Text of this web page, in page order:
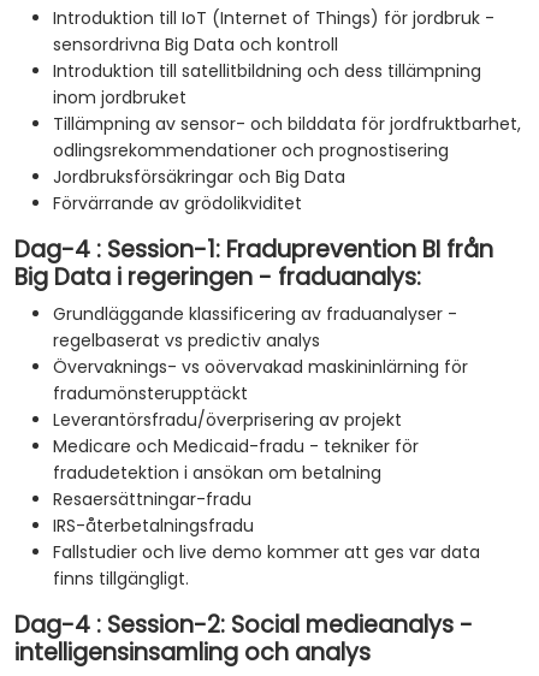
Introduktion till IoT (Internet of Things) för jordbruk -
sensordrivna Big Data och kontroll
Introduktion till satellitbildning och dess tillämpning
inom jordbruket
Tillämpning av sensor- och bilddata för jordfruktbarhet,
odlingsrekommendationer och prognostisering
Jordbruksförsäkringar och Big Data
Förvärrande av grödolikviditet
Dag-4 : Session-1: Fraduprevention BI från
Big Data i regeringen - fraduanalys:
Grundläggande klassificering av fraduanalyser -
regelbaserat vs predictiv analys
Övervaknings- vs oövervakad maskininlärning för
fradumönsterupptäckt
Leverantörsfradu/överprisering av projekt
Medicare och Medicaid-fradu - tekniker för
fradudetektion i ansökan om betalning
Resaersättningar-fradu
IRS-återbetalningsfradu
Fallstudier och live demo kommer att ges var data
finns tillgängligt.
Dag-4 : Session-2: Social medieanalys -
intelligensinsamling och analys